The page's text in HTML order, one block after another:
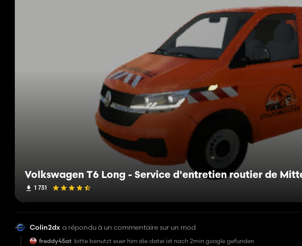
Volkswagen T6 Long - Service d'entretien routier de
1 731
Colin2dx a répondu à un commentaire sur un mod
freddy45at bitte benutzt euer hirn die datei ist nach 2min google gefunden